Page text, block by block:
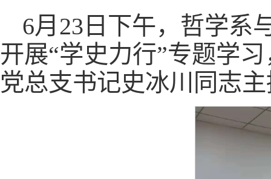
6月23日下午，哲学系
开展“学史力行”专题学
党总支书记史冰川同志